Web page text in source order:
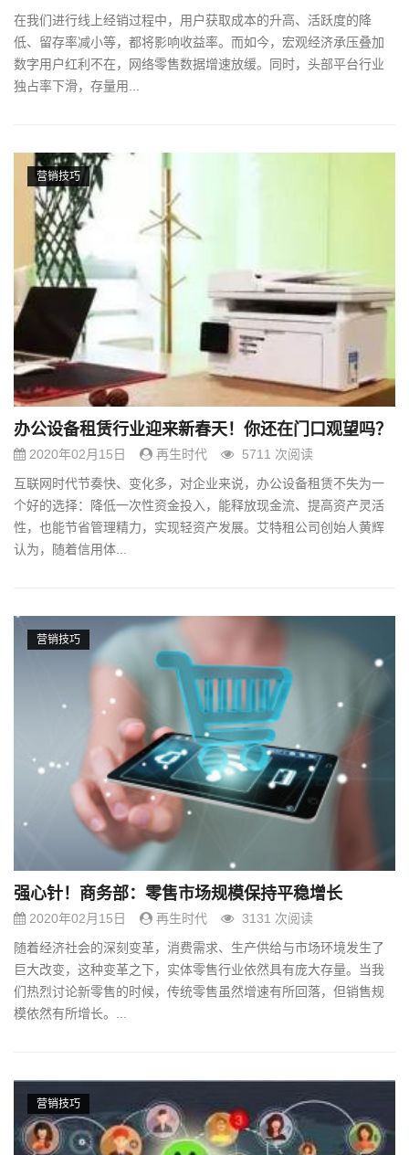
在我们进行线上经销过程中，用户获取成本的升高、活跃度的降
低、留存率减小等，都将影响收益率。而如今，宏观经济承压叠加
数字用户红利不在，网络零售数据增速放缓。同时，头部平台行业
独占率下滑，存量用...
营销技巧
办公设备租赁行业迎来新春天！你还在门口观望吗？
2020年02月15日 再生时代
5711 次阅读
互联网时代节奏快、变化多，对企业来说，办公设备租赁不失为一
个好的选择：降低一次性资金投入，能释放现金流、提高资产灵活
性，也能节省管理精力，实现轻资产发展。艾特租公司创始人黄辉
认为，随着信用体...
营销技巧
强心针！商务部：零售市场规模保持平稳增长
2020年02月15日 再生时代
3131 次阅读
随着经济社会的深刻变革，消费需求、生产供给与市场环境发生了
巨大改变，这种变革之下，实体零售行业依然具有庞大存量。当我
们热烈讨论新零售的时候，传统零售虽然增速有所回落，但销售规
模依然有所增长。...
营销技巧